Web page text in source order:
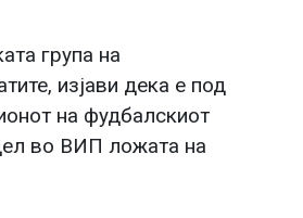
група на
изјави дека е под
на фудбалскиот
во ВИП ложата на